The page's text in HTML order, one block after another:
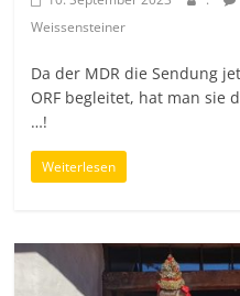
Weissensteiner
Da der MDR die Sendung
ORF begleitet, hat man sie
…!
Weiterlesen